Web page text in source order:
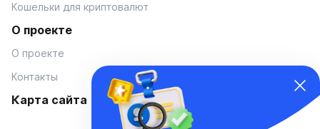
Кошельки для криптовалют
О проекте
О проекте
Контакты
Карта сайта